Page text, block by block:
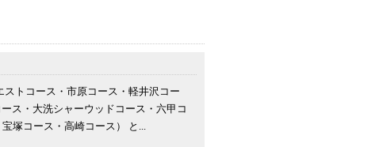
トコース・市原コース・軽井沢コー
ス・大洗シャーウッドコース・六甲コ
塚コース・高崎コース） と...